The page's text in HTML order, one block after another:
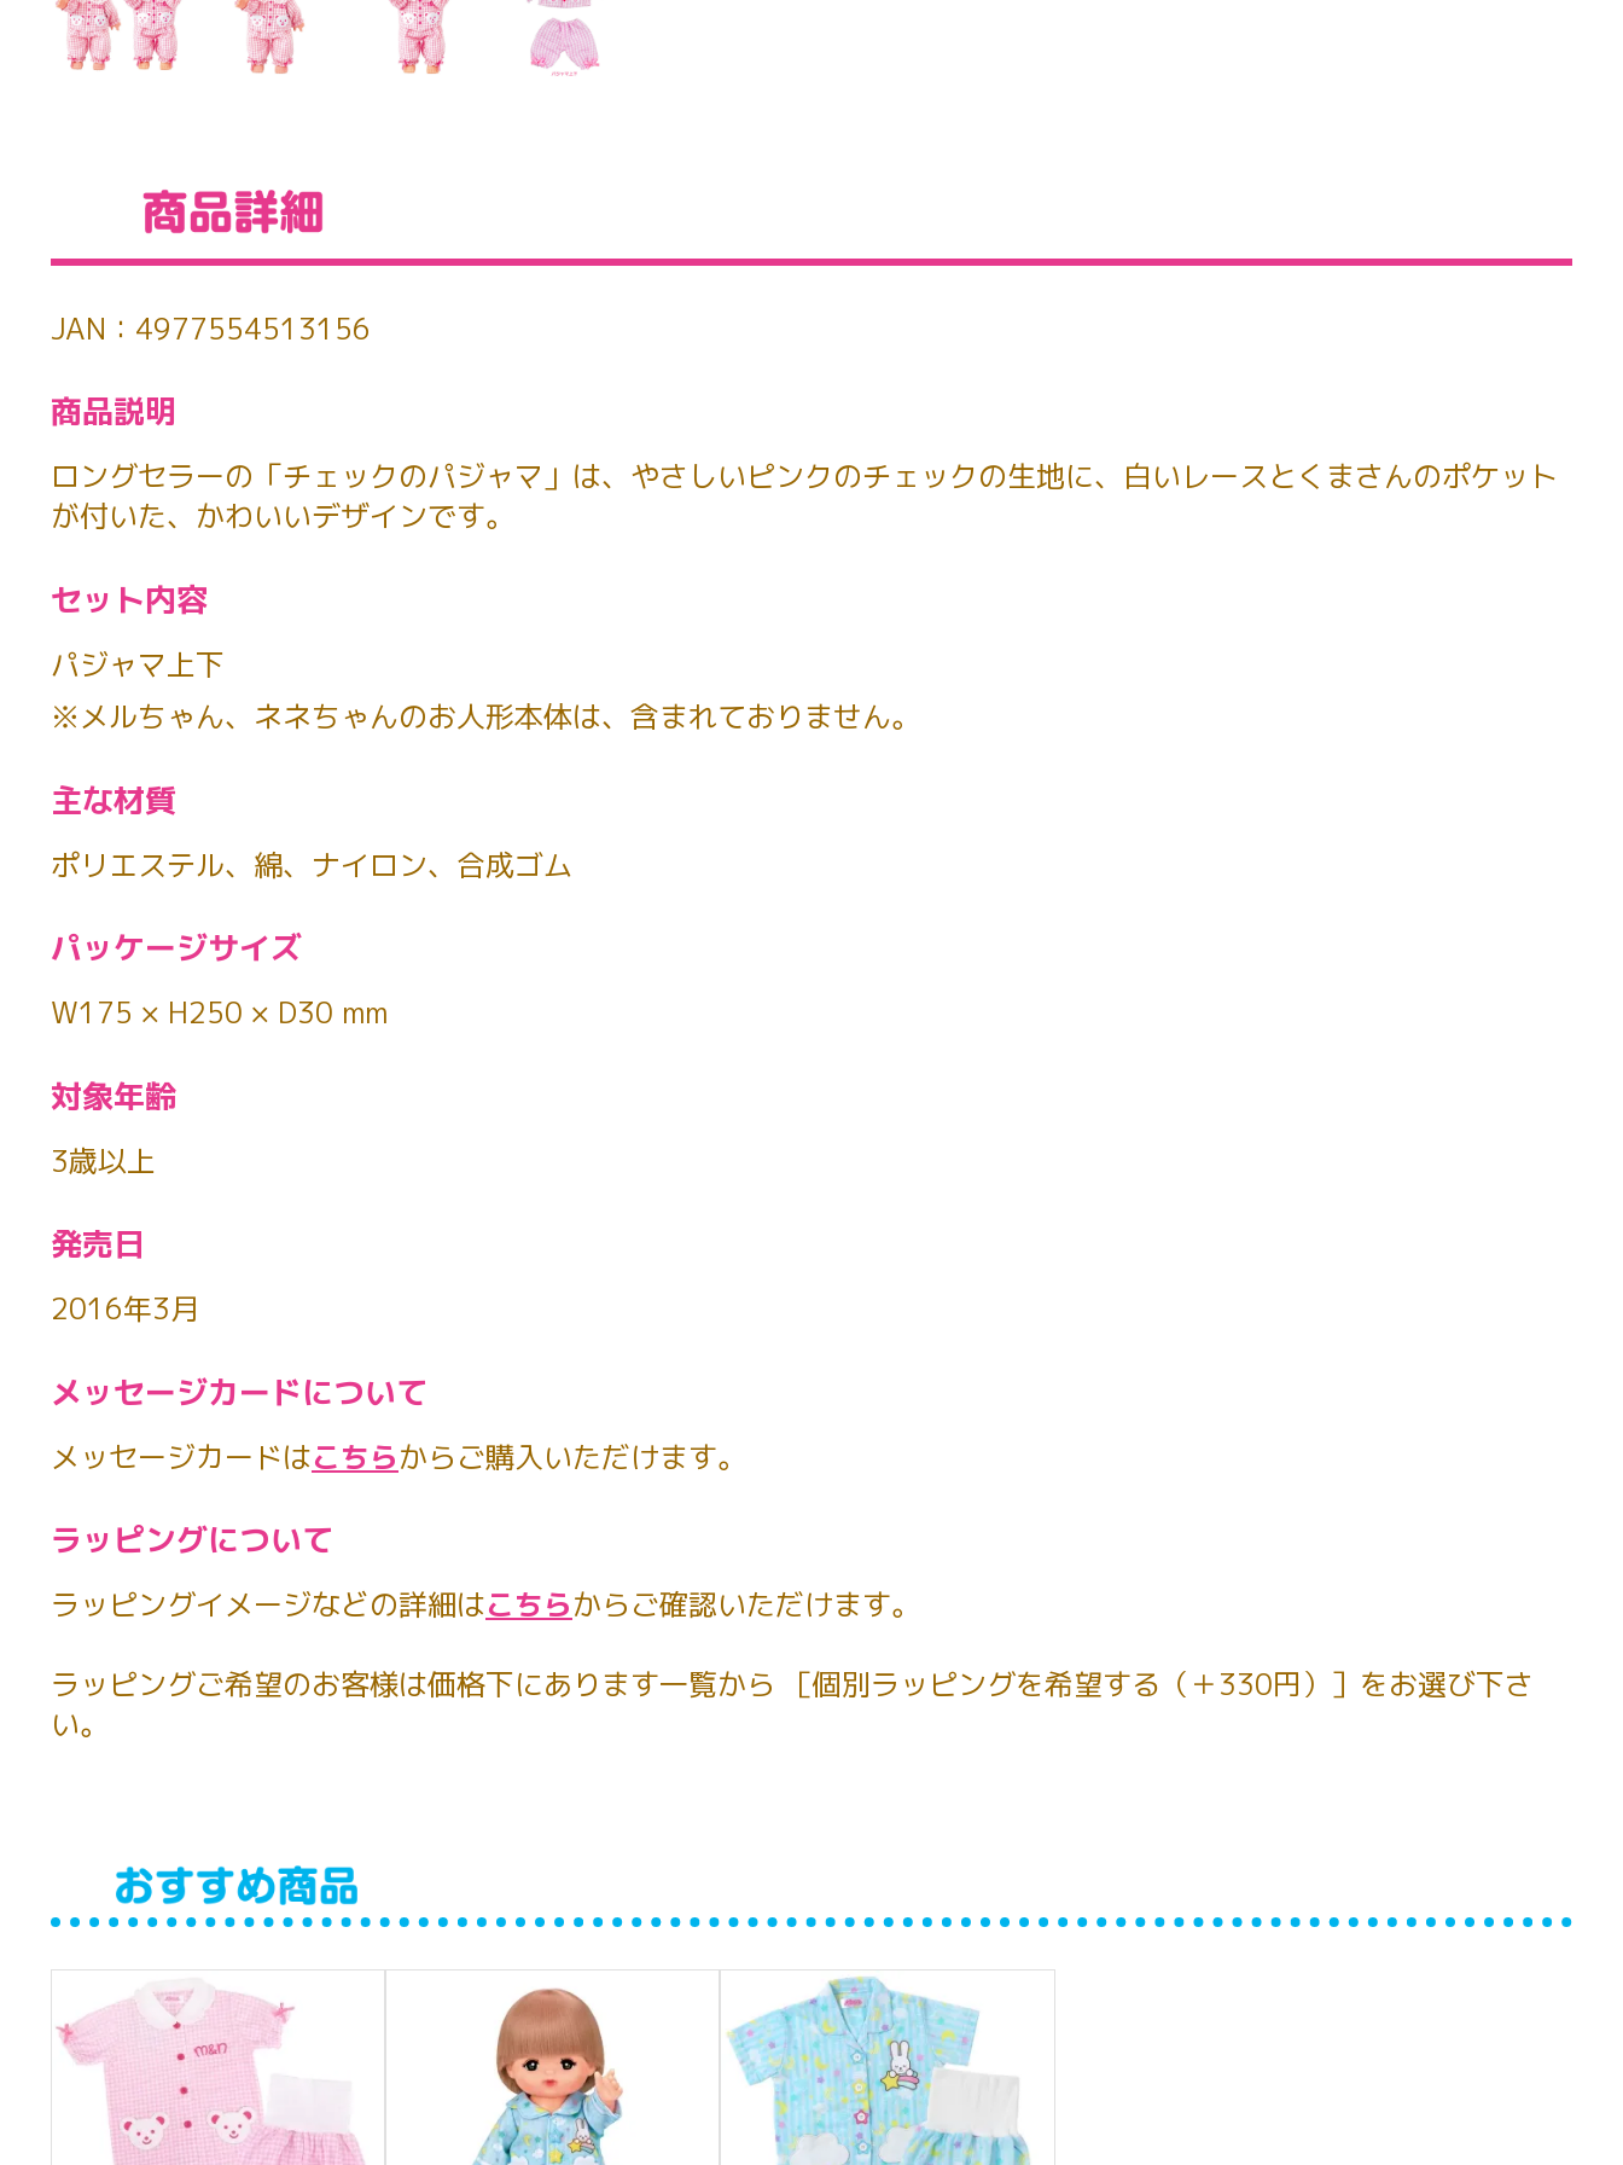
JAN：4977554513156
商品説明
ロングセラーの「チェックのパジャマ」は、やさしいピンクのチェックの生地に、白いレースとくまさんのポケット
が付いた、かわいいデザインです。
セット内容
パジャマ上下
※メルちゃん、ネネちゃんのお人形本体は、含まれておりません。
主な材質
ポリエステル、綿、ナイロン、合成ゴム
パッケージサイズ
W175 × H250 × D30 mm
対象年齢
3歳以上
発売日
2016年3月
メッセージカードについて
メッセージカードはこちらからご購入いただけます。
ラッピングについて
ラッピングイメージなどの詳細はこちらからご確認いただけます。
ラッピングご希望のお客様は価格下にあります一覧から ［個別ラッピングを希望する（＋330円）］をお選び下さ
い。